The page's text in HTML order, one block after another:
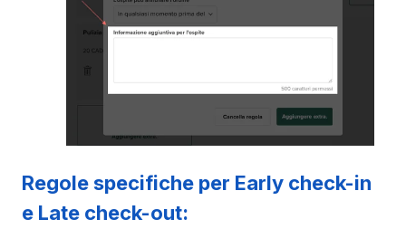
Regole specifiche per Early check-in
e Late check-out: